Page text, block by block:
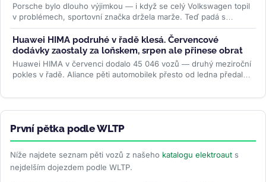
Porsche bylo dlouho výjimkou — i když se celý Volkswagen topil
v problémech, sportovní značka držela marže. Teď padá s
ostatními. Do...>>
Huawei HIMA podruhé v řadě klesá. Červencové
dodávky zaostaly za loňskem, srpen ale přinese obrat
Huawei HIMA v červenci dodalo 45 046 vozů — druhý meziroční
pokles v řadě. Aliance pěti automobilek přesto od ledna předala
První pětka podle WLTP
Níže najdete seznam pěti vozů z našeho katalogu elektroaut s
nejdelším dojezdem podle WLTP.